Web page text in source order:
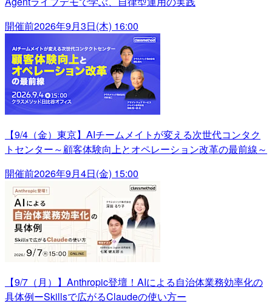
開催前2026年9月3日(木) 16:00
【9/4（金）東京】AIチームメイトが変える次世代コンタク
トセンター～顧客体験向上とオペレーション改革の最前線～
開催前2026年9月4日(金) 15:00
【9/7（月）】Anthropic登壇！AIによる自治体業務効率化の
具体例ーSkillsで広がるClaudeの使い方ー